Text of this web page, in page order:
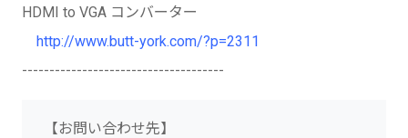
HDMI to VGA コンバーター
http://www.butt-york.com/?p=2311
-------------------------------------
【お問い合わせ先】